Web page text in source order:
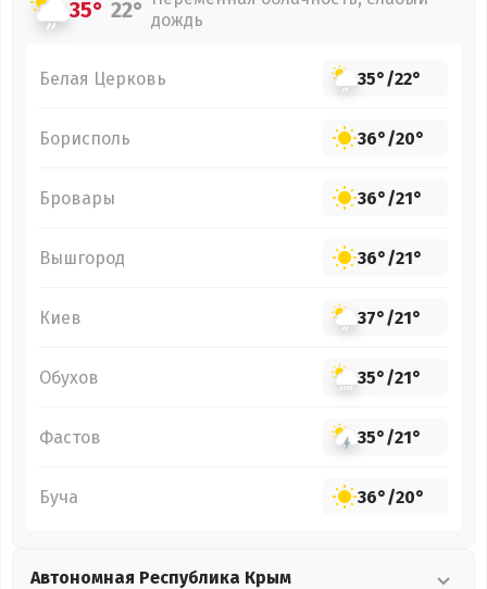
35° 22° дождь
Белая Церковь 35°/22°
Борисполь 36°/20°
Бровары 36°/21°
Вышгород 36°/21°
Киев 37°/21°
Обухов 35°/21°
Фастов 35°/21°
Буча 36°/20°
Автономная Республика Крым